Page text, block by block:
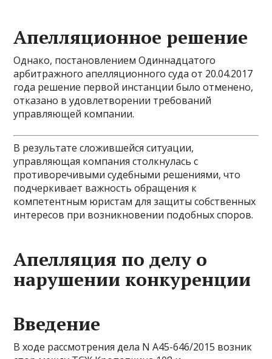
Апелляционное решение
Однако, постановлением Одиннадцатого
арбитражного апелляционного суда от 20.04.2017
года решение первой инстанции было отменено,
отказано в удовлетворении требований
управляющей компании.
В результате сложившейся ситуации,
управляющая компания столкнулась с
противоречивыми судебными решениями, что
подчеркивает важность обращения к
компетентным юристам для защиты собственных
интересов при возникновении подобных споров.
Апелляция по делу о
нарушении конкуренции
Введение
В ходе рассмотрения дела N А45-646/2015 возник